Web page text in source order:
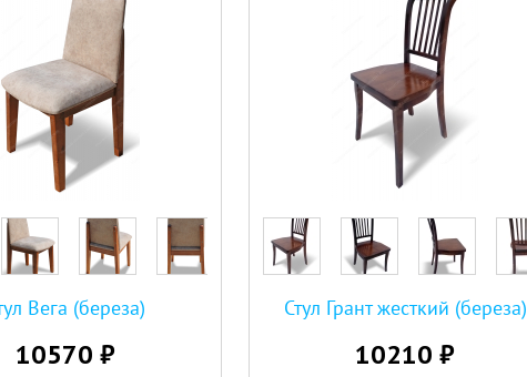
Вега (береза)
10570 ₽
Стул Грант жесткий (береза)
10210 ₽